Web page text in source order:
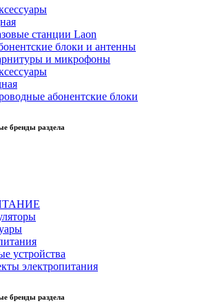
станции Laon
блоки и антенны
и микрофоны
абонентские блоки
бренды раздела
устройства
электропитания
бренды раздела